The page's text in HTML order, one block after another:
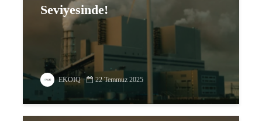
Seviyesinde!
EKOIQ 22 Temmuz 2025